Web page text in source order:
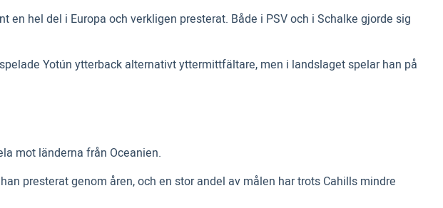
hel del i Europa och verkligen presterat. Både i PSV och i Schalke gjorde sig
Yotún ytterback alternativt yttermittfältare, men i landslaget spelar han på
mot länderna från Oceanien.
presterat genom åren, och en stor andel av målen har trots Cahills mindre